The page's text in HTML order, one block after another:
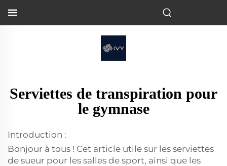
Serviettes de transpiration pour
le gymnase
Introduction :
Bonjour à tous ! Cet article utile sur les serviettes
de sueur pour les salles de sport, ainsi que les